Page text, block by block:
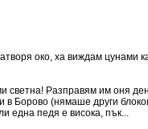
око, ха виждам цунами
светна! Разправям им оня
в Борово (нямаше други
една педя е висока, пък...